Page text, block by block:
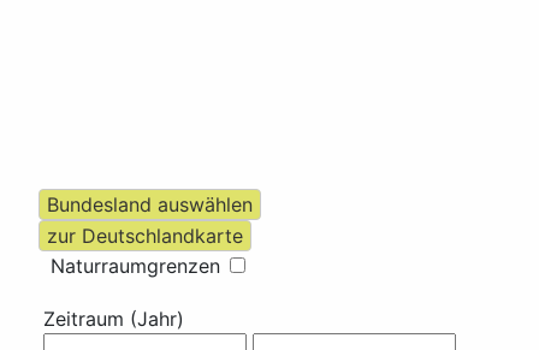
Naturraumgrenzen
Zeitraum (Jahr)